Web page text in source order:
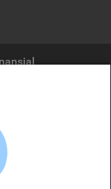
yang terdaftar di
keuangan yang
jasa keuangan yang
jawab atas tuntutan